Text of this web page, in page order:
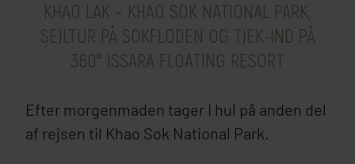
KHAO LAK – KHAO SOK NATIONAL PARK,
SEJLTUR PÅ SOKFLODEN OG TJEK-IND PÅ
360° ISSARA FLOATING RESORT
Efter morgenmaden tager I hul på anden del
af rejsen til Khao Sok National Park.